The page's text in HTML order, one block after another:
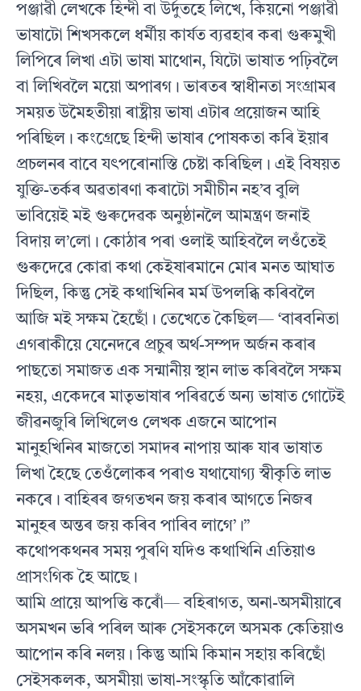
পঞ্জাৱী লেখকে হিন্দী বা উৰ্দুতহে লিখে, কিয়নো পঞ্জাৱী
ভাষাটো শিখসকলে ধৰ্মীয় কাৰ্যত ব্যৱহাৰ কৰা গুৰুমুখী
লিপিৰে লিখা এটা ভাষা মাথোন, যিটো ভাষাত পঢ়িবলৈ
বা লিখিবলৈ ময়ো অপাৰগ। ভাৰতৰ স্বাধীনতা সংগ্ৰামৰ
সময়ত উমৈহতীয়া ৰাষ্ট্ৰীয় ভাষা এটাৰ প্ৰয়োজন আহি
পৰিছিল। কংগ্ৰেছে হিন্দী ভাষাৰ পোষকতা কৰি ইয়াৰ
প্ৰচলনৰ বাবে যৎপৰোনাস্তি চেষ্টা কৰিছিল। এই বিষয়ত
যুক্তি-তৰ্কৰ অৱতাৰণা কৰাটো সমীচীন নহ’ব বুলি
ভাবিয়েই মই গুৰুদেৱক অনুষ্ঠানলৈ আমন্ত্ৰণ জনাই
বিদায় ল’লো। কোঠাৰ পৰা ওলাই আহিবলৈ লওঁতেই
গুৰুদেৱে কোৱা কথা কেইষাৰমানে মোৰ মনত আঘাত
দিছিল, কিন্তু সেই কথাখিনিৰ মৰ্ম উপলব্ধি কৰিবলৈ
আজি মই সক্ষম হৈছোঁ। তেখেতে কৈছিল— ‘বাৰবনিতা
এগৰাকীয়ে যেনেদৰে প্ৰচুৰ অৰ্থ-সম্পদ অৰ্জন কৰাৰ
পাছতো সমাজত এক সন্মানীয় স্থান লাভ কৰিবলৈ সক্ষম
নহয়, একেদৰে মাতৃভাষাৰ পৰিৱৰ্তে অন্য ভাষাত গোটেই
জীৱনজুৰি লিখিলেও লেখক এজনে আপোন
মানুহখিনিৰ মাজতো সমাদৰ নাপায় আৰু যাৰ ভাষাত
লিখা হৈছে তেওঁলোকৰ পৰাও যথাযোগ্য স্বীকৃতি লাভ
নকৰে। বাহিৰৰ জগতখন জয় কৰাৰ আগতে নিজৰ
মানুহৰ অন্তৰ জয় কৰিব পাৰিব লাগে’।”
কথোপকথনৰ সময় পুৰণি যদিও কথাখিনি এতিয়াও
প্ৰাসংগিক হৈ আছে।
আমি প্ৰায়ে আপত্তি কৰোঁ— বহিৰাগত, অনা-অসমীয়াৰে
অসমখন ভৰি পৰিল আৰু সেইসকলে অসমক কেতিয়াও
আপোন কৰি নলয়। কিন্তু আমি কিমান সহায় কৰিছোঁ
সেইসকলক, অসমীয়া ভাষা-সংস্কৃতি আঁকোৱালি